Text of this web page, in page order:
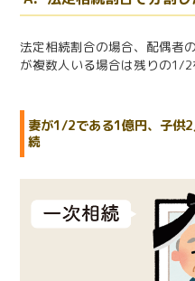
法定相続割合の場合、配偶者
が複数人いる場合は残りの1/2
妻が1/2である1億円、子供
続